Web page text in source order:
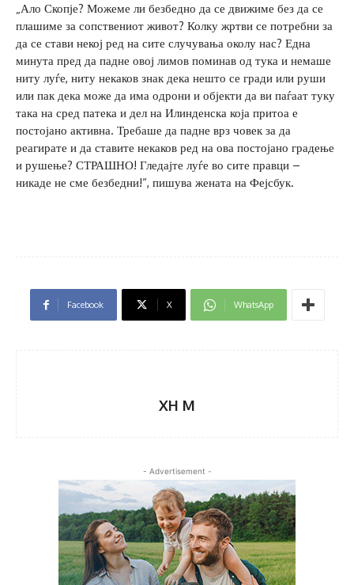
„Ало Скопје? Можеме ли безбедно да се движиме без да се
плашиме за сопствениот живот? Колку жртви се потребни за
да се стави некој ред на сите случувања околу нас? Една
минута пред да падне овој лимов поминав од тука и немаше
ниту луѓе, ниту некаков знак дека нешто се гради или руши
или пак дека може да има одрони и објекти да ви паѓаат туку
така на сред патека и дел на Илинденска која притоа е
постојано активна. Требаше да падне врз човек за да
реагирате и да ставите некаков ред на ова постојано градење
и рушење? СТРАШНО! Гледајте луѓе во сите правци –
никаде не сме безбедни!“, пишува жената на Фејсбук.
Facebook X WhatsApp
XH M
- Advertisement -